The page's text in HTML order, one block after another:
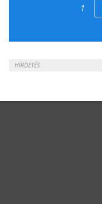
2018. Április 15.
1
HÍRDETÉS